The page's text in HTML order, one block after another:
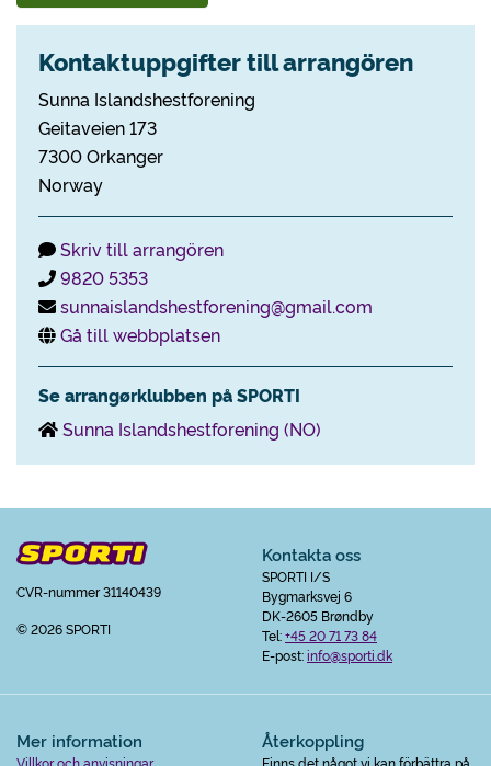
Kontaktuppgifter till arrangören
Sunna Islandshestforening
Geitaveien 173
7300 Orkanger
Norway
Skriv till arrangören
9820 5353
sunnaislandshestforening@gmail.com
Gå till webbplatsen
Se arrangørklubben på SPORTI
Sunna Islandshestforening (NO)
CVR-nummer 31140439
© 2026 SPORTI
Kontakta oss
SPORTI I/S
Bygmarksvej 6
DK-2605 Brøndby
Tel:+45 20 71 73 84
E-post:info@sporti.dk
Mer information
Villkor och anvisningar
Återkoppling
Finns det något vi kan förbättra på